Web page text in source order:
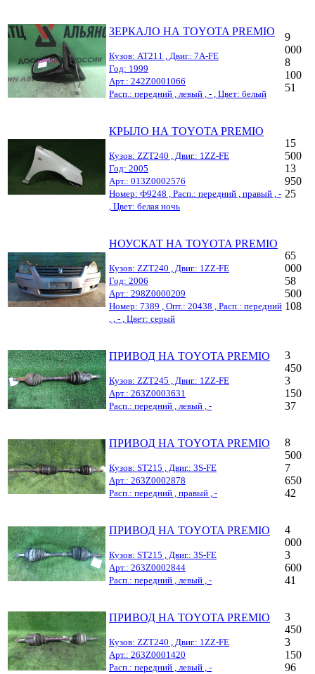
ЗЕРКАЛО НА TOYOTA PREMIO
Кузов: AT211 , Двиг.: 7A-FE
Год: 1999
Арт.: 242Z0001066
Расп.: передний , левый , - , Цвет: белый
9
000
8
100
51
КРЫЛО НА TOYOTA PREMIO
Кузов: ZZT240 , Двиг.: 1ZZ-FE
Год: 2005
Арт.: 013Z0002576
Номер: Ф9248 , Расп.: передний , правый , -
, Цвет: белая ночь
15
500
13
950
25
НОУСКАТ НА TOYOTA PREMIO
Кузов: ZZT240 , Двиг.: 1ZZ-FE
Год: 2006
Арт.: 298Z0000209
Номер: 7389 , Опт.: 20438 , Расп.: передний
, , - , Цвет: серый
65
000
58
500
108
ПРИВОД НА TOYOTA PREMIO
Кузов: ZZT245 , Двиг.: 1ZZ-FE
Арт.: 263Z0003631
Расп.: передний , левый , -
3
450
3
150
37
ПРИВОД НА TOYOTA PREMIO
Кузов: ST215 , Двиг.: 3S-FE
Арт.: 263Z0002878
Расп.: передний , правый , -
8
500
7
650
42
ПРИВОД НА TOYOTA PREMIO
Кузов: ST215 , Двиг.: 3S-FE
Арт.: 263Z0002844
Расп.: передний , левый , -
4
000
3
600
41
ПРИВОД НА TOYOTA PREMIO
Кузов: ZZT240 , Двиг.: 1ZZ-FE
Арт.: 263Z0001420
Расп.: передний , левый , -
3
450
3
150
96